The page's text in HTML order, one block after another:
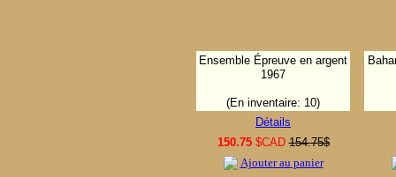
Ensemble Épreuve en argent
1967
(En inventaire: 10)
Détails
150.75$CAD 154.75$
Ajouter au panier